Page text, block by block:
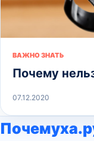
ВАЖНО ЗНАТЬ
Почему
07.12.2020